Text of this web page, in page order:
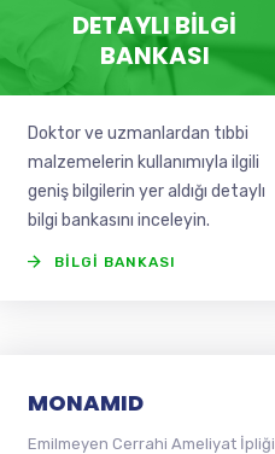
DETAYLI BILGI
BANKASI
Doktor ve uzmanlardan tıbbi
malzemelerin kullanımıyla ilgili
geniş bilgilerin yer aldığı detaylı
bilgi bankasını inceleyin.
BILGI BANKASI
MONAMID
Emilmeyen Cerrahi Ameliyat İpliği